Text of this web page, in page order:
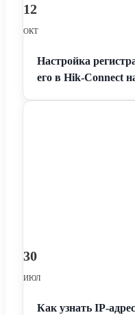
12
ОКТ
Настройка
его в Hik-Connect
30
ИЮЛ
Как узнать IP-